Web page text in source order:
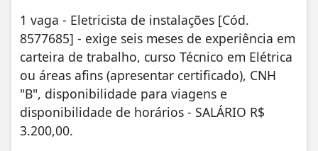
1 vaga - Eletricista de instalações [Cód.
8577685] - exige seis meses de experiência em
carteira de trabalho, curso Técnico em Elétrica
ou áreas afins (apresentar certificado), CNH
"B", disponibilidade para viagens e
disponibilidade de horários - SALÁRIO R$
3.200,00.